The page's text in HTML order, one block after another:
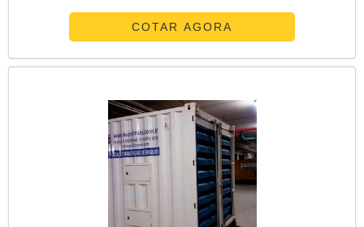
encaixam e formam uma estrutura de tamanhos
variados. Facilidades do aluguel de andaime: - Agilidade
para obra; - Melhor custo benefício; - Sem custo de
COTAR AGORA